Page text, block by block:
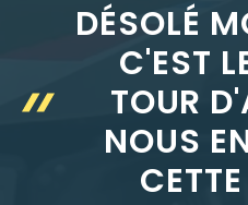
DÉSOLÉ
C'EST
TOUR
NOUS